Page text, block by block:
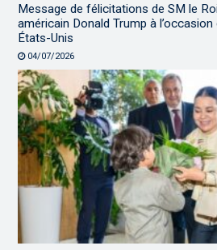
Message de félicitations de SM le
américain Donald Trump à
États-Unis
04/07/2026